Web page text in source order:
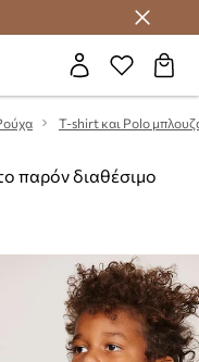
Club
T-shirt και Polo
παρόν διαθέσιμο